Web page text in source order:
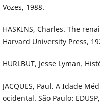
Vozes, 1988.
HASKINS, Charles. The
Harvard University Press,
HURLBUT, Jesse Lyman.
JACQUES, Paul. A Idade
ocidental. São Paulo: